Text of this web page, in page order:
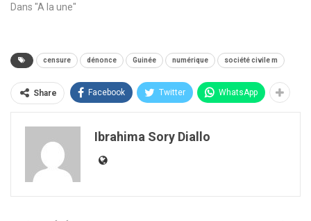
Dans "A la une"
censure dénonce Guinée numérique société civile m
Share Facebook Twitter WhatsApp
Ibrahima Sory Diallo